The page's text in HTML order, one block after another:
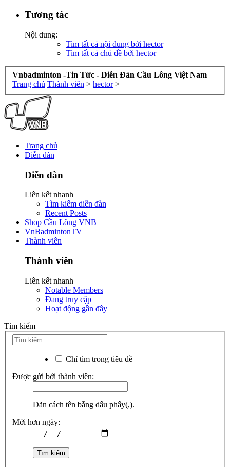
Tương tác
Nội dung:
Tìm tất cả nội dung bởi hector
Tìm tất cả chủ đề bởi hector
Vnbadminton -Tin Tức - Diễn Đàn Cầu Lông Việt Nam
Trang chủ Thành viên > hector >
Trang chủ
Diễn đàn
Diễn đàn
Liên kết nhanh
Tìm kiếm diễn đàn
Recent Posts
Shop Cầu Lông VNB
VnBadmintonTV
Thành viên
Thành viên
Liên kết nhanh
Notable Members
Đang truy cập
Hoạt động gần đây
Tìm kiếm
Chỉ tìm trong tiêu đề
Được gửi bởi thành viên:
Dãn cách tên bằng dấu phẩy(,).
Mới hơn ngày: